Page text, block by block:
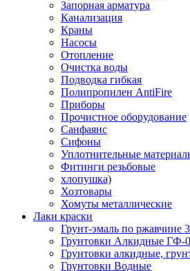
Запорная арматура
Канализация
Краны
Насосы
Отопление
Очистка воды
Подводка гибкая
Полипропилен AntiFire
Приборы
Прочистное оборудование
Санфаянс
Сифоны
Уплотнительные
Фитинги резьбовые
хлопушка)
Хозтовары
Хомуты металлические
Лаки краски
Грунт-эмаль по ржавчине
Грунтовки Алкидные ГФ-
Грунтовки алкидные,
Грунтовки Водные